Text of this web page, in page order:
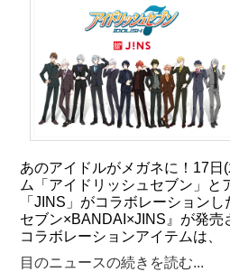
あのアイドルがメガネに！17
ム「アイドリッシュセブン」と
「JINS」がコラボレーション
セブン×BANDAI×JINS』が発売
コラボレーションアイテムは
目のニュースの続きを読む...